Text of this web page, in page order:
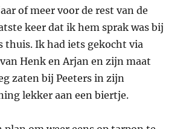
of meer voor de rest van de
keer dat ik hem sprak was bij
thuis. Ik had iets gekocht via
Henk en Arjan en zijn maat
zaten bij Peeters in zijn
lekker aan een biertje.